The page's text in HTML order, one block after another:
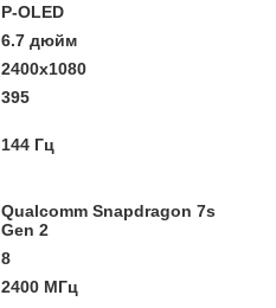
P-OLED
6.7 дюйм
2400x1080
395
144 Гц
Qualcomm Snapdragon 7s
Gen 2
8
2400 МГц